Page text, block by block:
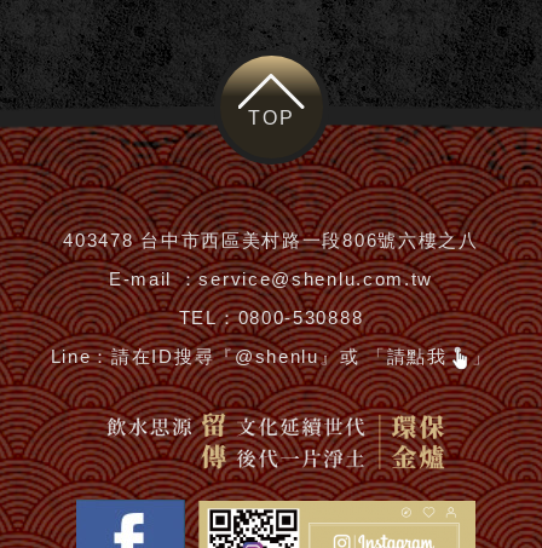
TOP
403478 台中市西區美村路一段806號六樓之八
E-mail ：service@shenlu.com.tw
TEL：0800-530888
Line：請在ID搜尋『@shenlu』或 「請點我 」